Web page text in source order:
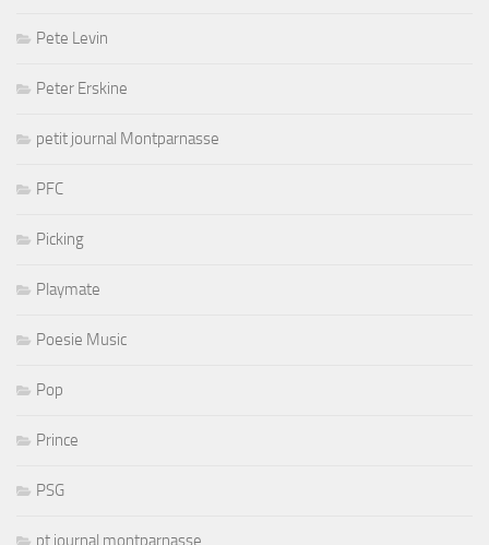
Pete Levin
Peter Erskine
petit journal Montparnasse
PFC
Picking
Playmate
Poesie Music
Pop
Prince
PSG
pt journal montparnasse